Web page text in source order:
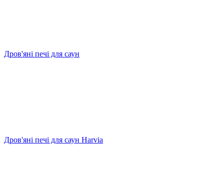
Дров'яні печі для саун
Дров'яні печі для саун Harvia